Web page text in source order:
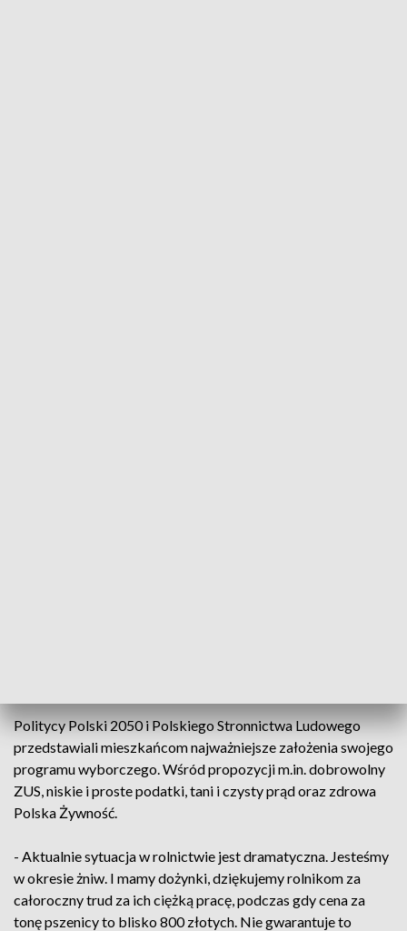
Politycy Polski 2050 i Polskiego Stronnictwa Ludowego
przedstawiali mieszkańcom najważniejsze założenia swojego
programu wyborczego. Wśród propozycji m.in. dobrowolny
ZUS, niskie i proste podatki, tani i czysty prąd oraz zdrowa
Polska Żywność.
- Aktualnie sytuacja w rolnictwie jest dramatyczna. Jesteśmy
w okresie żniw. I mamy dożynki, dziękujemy rolnikom za
całoroczny trud za ich ciężką pracę, podczas gdy cena za
tonę pszenicy to blisko 800 złotych. Nie gwarantuje to